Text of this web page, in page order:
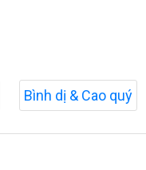
Bình dị & Cao quý